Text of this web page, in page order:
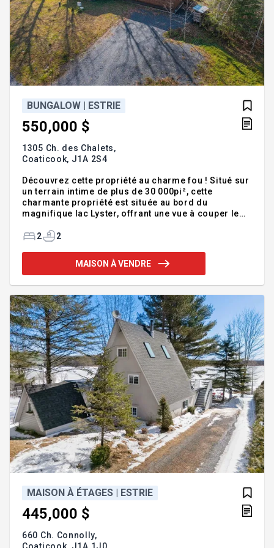
BUNGALOW | ESTRIE
550,000 $
1305 Ch. des Chalets,
Coaticook, J1A 2S4
Découvrez cette propriété au charme fou ! Situé sur
un terrain intime de plus de 30 000pi², cette
charmante propriété est située au bord du
magnifique lac Lyster, offrant une vue à couper le
beauté naturelle rare, propose un cadre paisible et
bâtiment, récent, est divisé en deux sections
distinctes mais communicantes de l'intérieur, selon
parfait générer un revenu locatif de type Airbnb.
2 2
MAISON À VENDRE
MAISON À ÉTAGES | ESTRIE
445,000 $
660 Ch. Connolly,